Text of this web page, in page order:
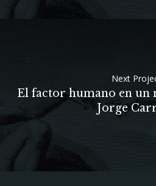
Next
El factor humano en un
Jorge